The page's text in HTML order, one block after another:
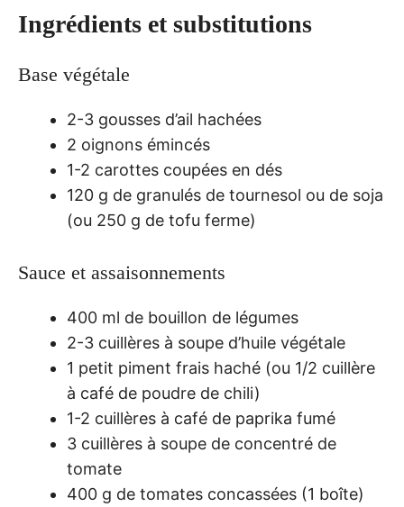
Ingrédients et substitutions
Base végétale
2-3 gousses d’ail hachées
2 oignons émincés
1-2 carottes coupées en dés
120 g de granulés de tournesol ou de soja
(ou 250 g de tofu ferme)
Sauce et assaisonnements
400 ml de bouillon de légumes
2-3 cuillères à soupe d’huile végétale
1 petit piment frais haché (ou 1/2 cuillère
à café de poudre de chili)
1-2 cuillères à café de paprika fumé
3 cuillères à soupe de concentré de
tomate
400 g de tomates concassées (1 boîte)